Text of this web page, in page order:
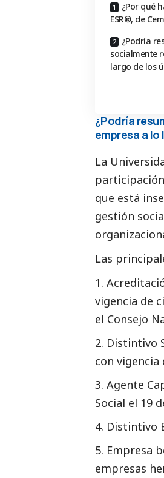
¿Por qué
ESR®, de
¿Podría
socialmente
largo de los
¿Podría
empresa a
La
que está
gestión
Las
vigencia de
el Consejo
Distintivo
con vigencia
Agente
Social el 19
Distintivo
Empresa
empresas